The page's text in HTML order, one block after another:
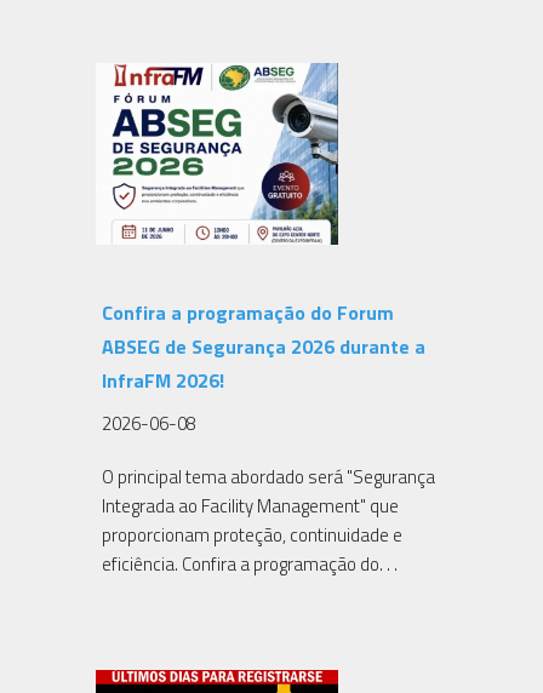
Confira a programação do Forum
ABSEG de Segurança 2026 durante a
InfraFM 2026!
2026-06-08
O principal tema abordado será "Segurança
Integrada ao Facility Management" que
proporcionam proteção, continuidade e
eficiência. Confira a programação do. . .